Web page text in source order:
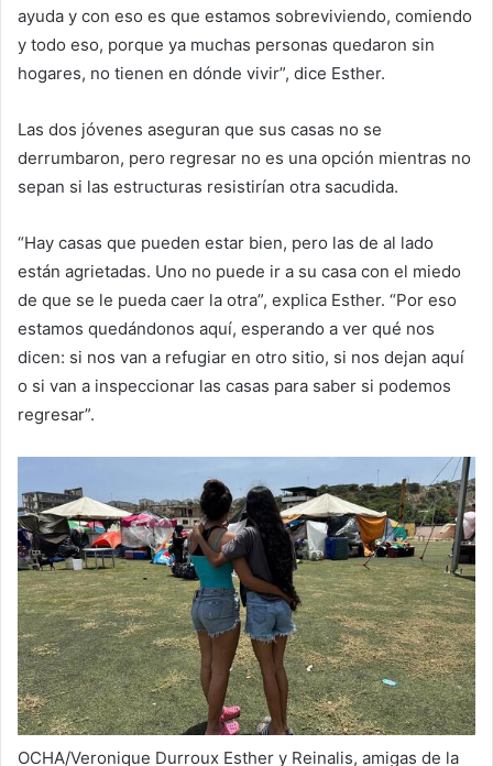
ayuda y con eso es que estamos sobreviviendo, comiendo
y todo eso, porque ya muchas personas quedaron sin
hogares, no tienen en dónde vivir”, dice Esther.
Las dos jóvenes aseguran que sus casas no se
derrumbaron, pero regresar no es una opción mientras no
sepan si las estructuras resistirían otra sacudida.
“Hay casas que pueden estar bien, pero las de al lado
están agrietadas. Uno no puede ir a su casa con el miedo
de que se le pueda caer la otra”, explica Esther. “Por eso
estamos quedándonos aquí, esperando a ver qué nos
dicen: si nos van a refugiar en otro sitio, si nos dejan aquí
o si van a inspeccionar las casas para saber si podemos
regresar”.
OCHA/Veronique Durroux Esther y Reinalis, amigas de la